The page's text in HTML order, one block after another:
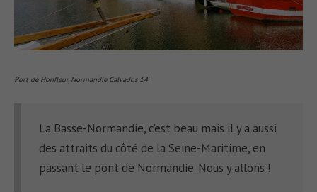
Port de Honfleur, Normandie Calvados 14
La Basse-Normandie, c’est beau mais il y a aussi
des attraits du côté de la Seine-Maritime, en
passant le pont de Normandie. Nous y allons !